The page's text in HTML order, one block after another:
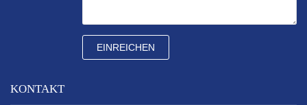
EINREICHEN
KONTAKT